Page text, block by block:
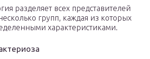
разделяет всех представителей
групп, каждая из которых
характеристиками.